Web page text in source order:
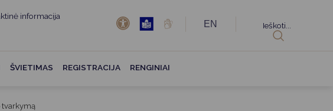
informacija
EN
ŠVIETIMAS REGISTRACIJA RENGINIAI
tvarkymą